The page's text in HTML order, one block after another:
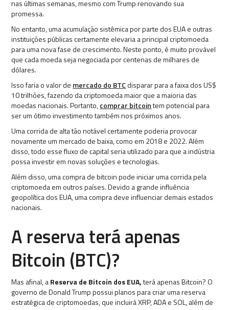
nas últimas semanas, mesmo com Trump renovando sua
promessa.
No entanto, uma acumulação sistêmica por parte dos EUA e outras
instituições públicas certamente elevaria a principal criptomoeda
para uma nova fase de crescimento. Neste ponto, é muito provável
que cada moeda seja negociada por centenas de milhares de
dólares.
Isso faria o valor de mercado do BTCdisparar para a faixa dos US$
10 trilhões, fazendo da criptomoeda maior que a maioria das
moedas nacionais. Portanto,comprar bitcointem potencial para
ser um ótimo investimento também nos próximos anos.
Uma corrida de alta tão notável certamente poderia provocar
novamente um mercado de baixa, como em 2018 e 2022. Além
disso, todo esse fluxo de capital seria utilizado para que a indústria
possa investir em novas soluções e tecnologias.
Além disso, uma compra de bitcoin pode iniciar uma corrida pela
criptomoeda em outros países. Devido a grande influência
geopolítica dos EUA, uma compra deve influenciar demais estados
nacionais.
A reserva terá apenas
Bitcoin (BTC)?
Mas afinal, aReserva de Bitcoin dos EUA,terá apenas Bitcoin? O
governo de Donald Trump possui planos para criar uma reserva
estratégica de criptomoedas, que incluirá XRP, ADA e SOL, além de